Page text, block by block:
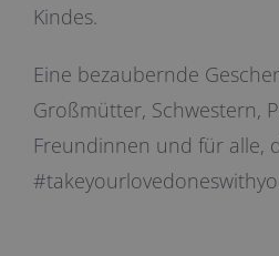
Kindes.
Eine bezaubernde
Großmütter, Schwestern,
Freundinnen und für alle,